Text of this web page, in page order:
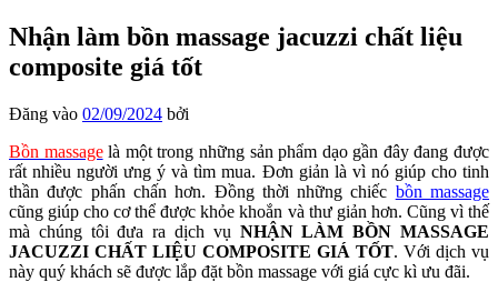
Nhận làm bồn massage jacuzzi chất liệu
composite giá tốt
Đăng vào 02/09/2024 bởi
Bồn massagelà một trong những sản phẩm dạo gần đây đang được
rất nhiều người ưng ý và tìm mua. Đơn giản là vì nó giúp cho tinh
thần được phấn chấn hơn. Đồng thời những chiếc bồn massage
cũng giúp cho cơ thể được khỏe khoắn và thư giản hơn. Cũng vì thế
mà chúng tôi đưa ra dịch vụ NHẬN LÀM BỒN MASSAGE
JACUZZI CHẤT LIỆU COMPOSITE GIÁ TỐT. Với dịch vụ
này quý khách sẽ được lắp đặt bồn massage với giá cực kì ưu đãi.